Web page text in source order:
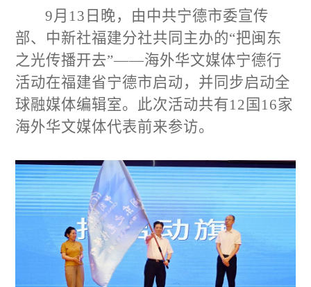
9月 13 日晚，由中共宁德市委宣传
部、中新社福建分社共同主办的“把闽东
之光传播开去”——海外华文媒体宁德行
活动在福建省宁德市启动，并同步启动全
球融媒体编辑室。此次活动共有12 国 16家
海外华文媒体代表前来参访。